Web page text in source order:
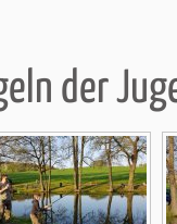
der